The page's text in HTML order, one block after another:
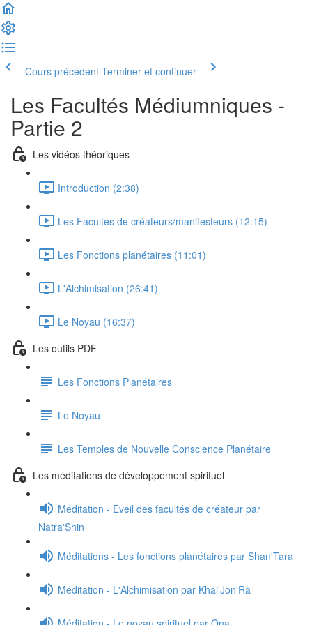
Cours précédent Terminer et continuer
Les Facultés Médiumniques -
Partie 2
Les vidéos théoriques
Introduction (2:38)
Les Facultés de créateurs/manifesteurs (12:15)
Les Fonctions planétaires (11:01)
L'Alchimisation (26:41)
Le Noyau (16:37)
Les outils PDF
Les Fonctions Planétaires
Le Noyau
Les Temples de Nouvelle Conscience Planétaire
Les méditations de développement spirituel
Méditation - Eveil des facultés de créateur par
Natra'Shin
Méditations - Les fonctions planétaires par Shan'Tara
Méditation - L'Alchimisation par Khal'Jon'Ra